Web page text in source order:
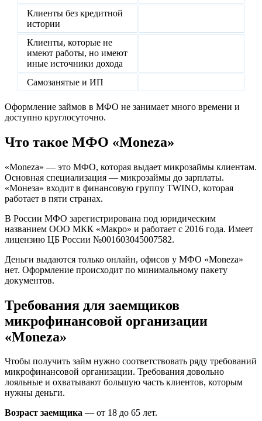
Клиенты без кредитной
истории
Клиенты, которые не
имеют работы, но имеют
иные источники дохода
Самозанятые и ИП
Оформление займов в МФО не занимает много времени и
доступно круглосуточно.
Что такое МФО «Moneza»
«Moneza» — это МФО, которая выдает микрозаймы клиентам.
Основная специализация — микрозаймы до зарплаты.
«Монеза» входит в финансовую группу TWINO, которая
работает в пяти странах.
В России МФО зарегистрирована под юридическим
названием ООО МКК «Макро» и работает с 2016 года. Имеет
лицензию ЦБ России №001603045007582.
Деньги выдаются только онлайн, офисов у МФО «Moneza»
нет. Оформление происходит по минимальному пакету
документов.
Требования для заемщиков
микрофинансовой организации
«Moneza»
Чтобы получить займ нужно соответствовать ряду требований
микрофинансовой организации. Требования довольно
лояльные и охватывают большую часть клиентов, которым
нужны деньги.
Возраст заемщика — от 18 до 65 лет.